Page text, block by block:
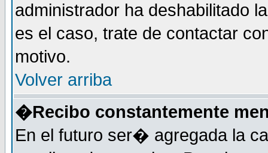
administrador ha deshabilitado
es el caso, trate de contactar
motivo.
Volver arriba
�Recibo constantemente
En el futuro ser� agregada la